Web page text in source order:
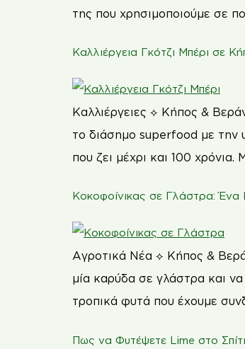
της που χρησιμοποιούμε σε
Καλλιέργεια Γκότζι Μπέρι σε
Καλλιέργειες ⟡ Κήπος &
το διάσημο superfood με την
που ζει μέχρι και 100
Κοκοφοίνικας σε Γλάστρα: Ένα
Αγροτικά Νέα ⟡ Κήπος &
μία καρύδα σε γλάστρα και
τροπικά φυτά που έχουμε
Πως να Φυτέψετε Lime στο